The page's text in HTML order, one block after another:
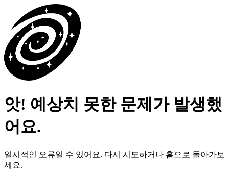
앗! 예상치 못한 문제가 발생했
어요.
일시적인 오류일 수 있어요. 다시 시도하거나 홈으로 돌아가보
세요.